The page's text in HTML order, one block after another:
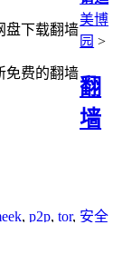
盘下载翻墙
免费的翻墙
美博
园 >
翻
墙
, p2p, tor, 安全